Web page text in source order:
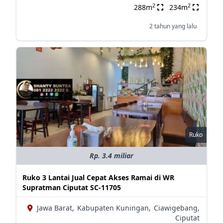
288m2 234m2
2 tahun yang lalu
Ruko
Rp. 3.4 miliar
Ruko 3 Lantai Jual Cepat Akses Ramai di WR
Supratman Ciputat SC-11705
Jawa Barat, Kabupaten Kuningan, Ciawigebang,
Ciputat